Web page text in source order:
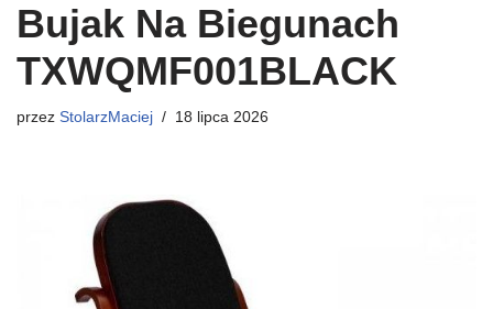
Bujak Na Biegunach
TXWQMF001BLACK
przez StolarzMaciej 18 lipca 2026